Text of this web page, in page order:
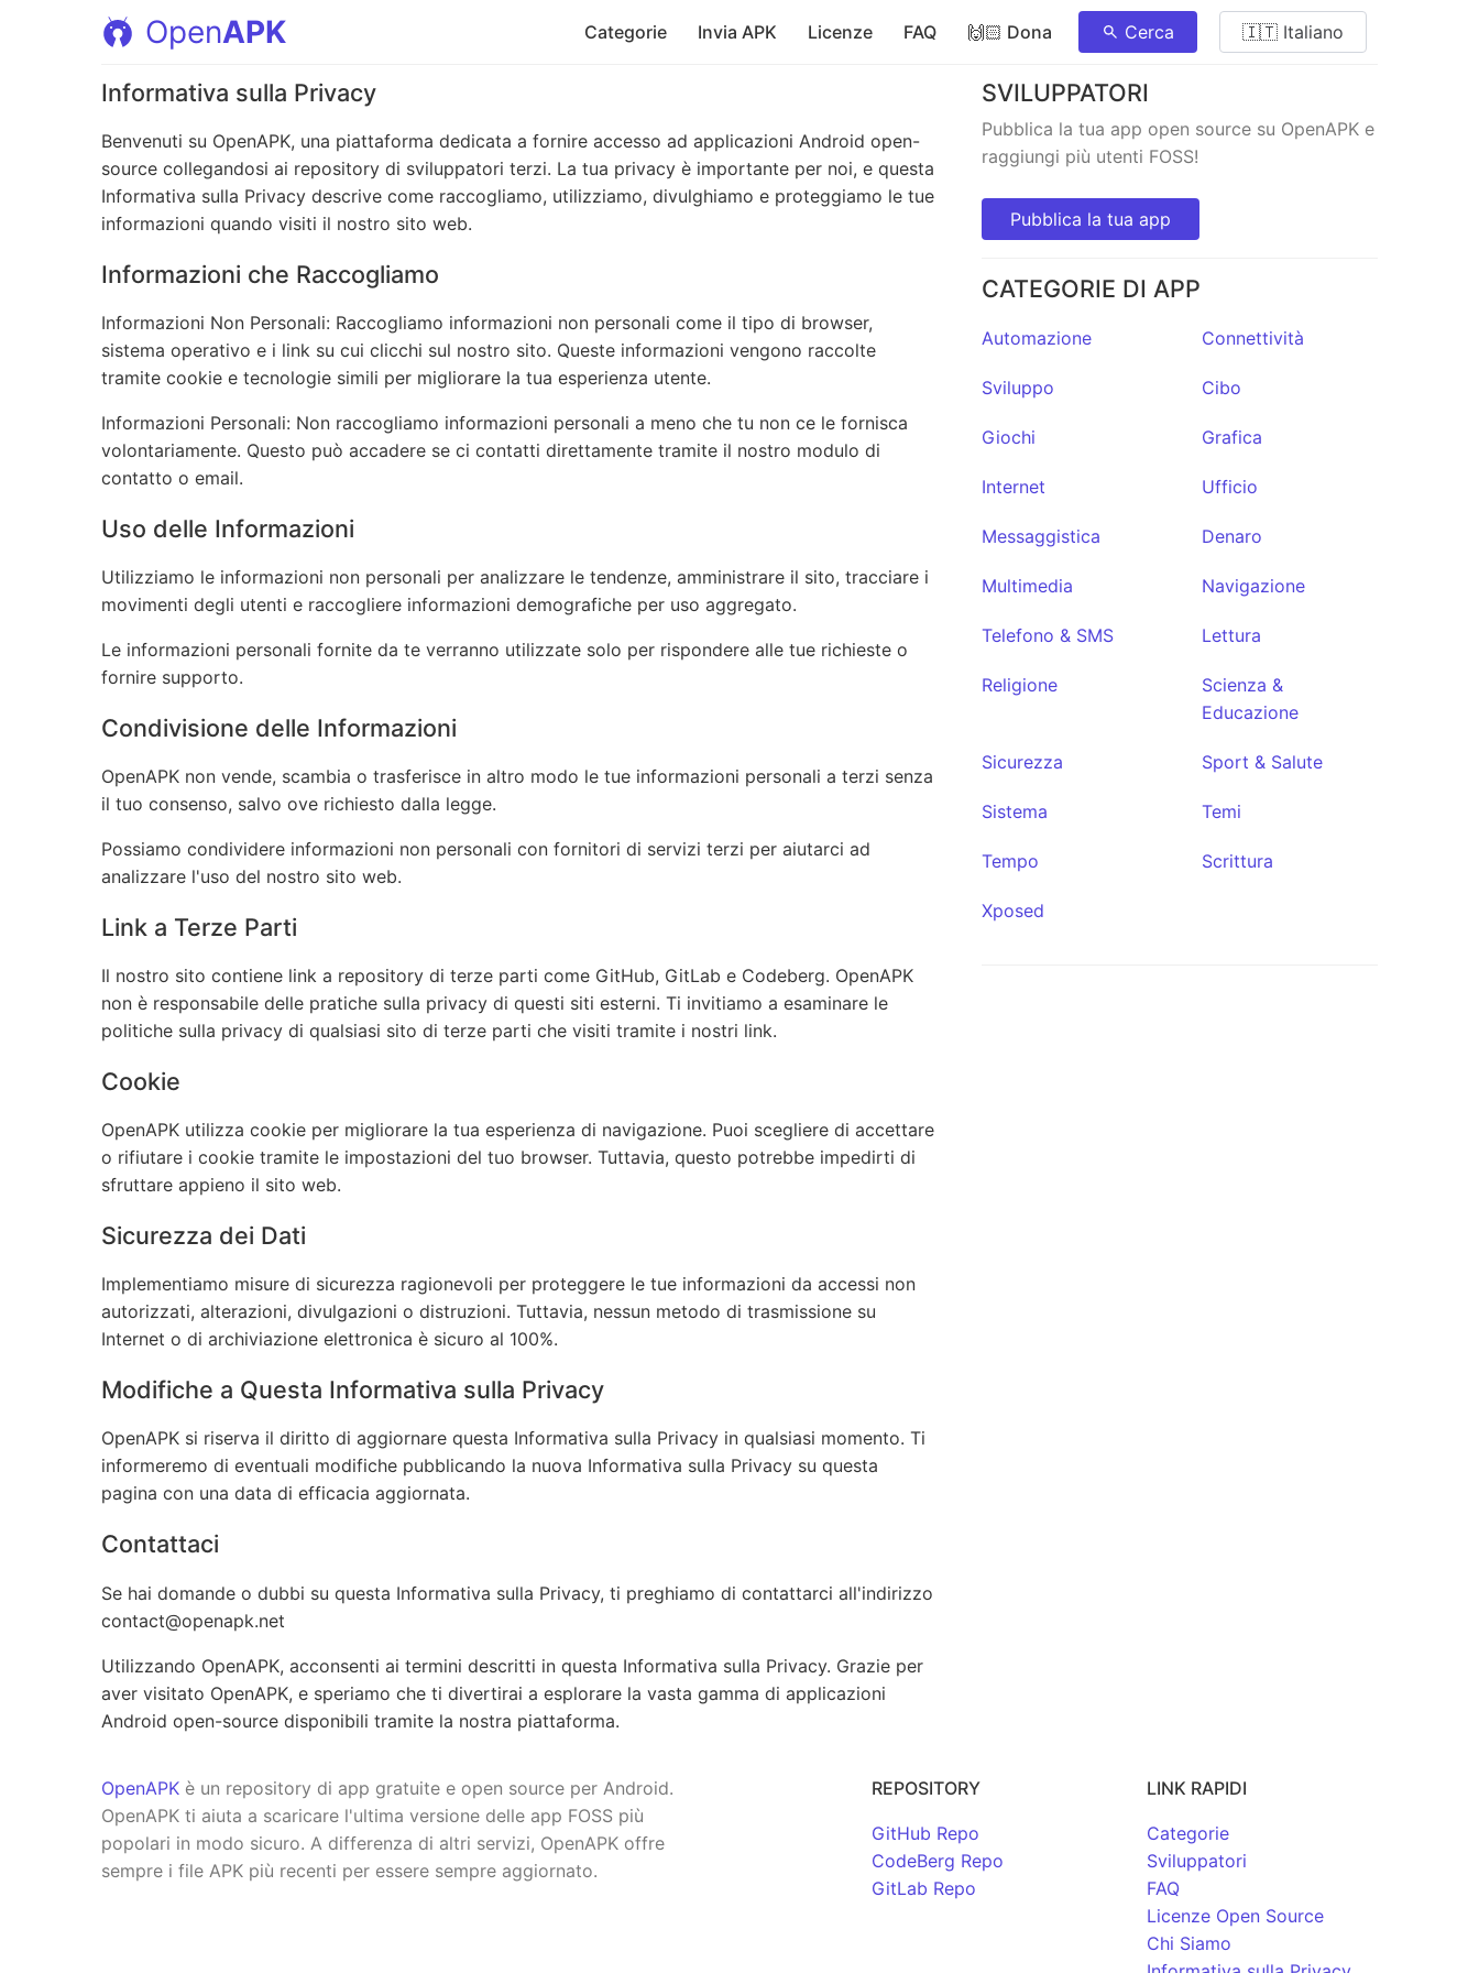
OpenAPK Categorie Invia APK Licenze FAQ 🙌🏻 Dona Cerca 🇮🇹 Italiano
Informativa sulla Privacy
Benvenuti su OpenAPK, una piattaforma dedicata a fornire accesso ad applicazioni Android open-
source collegandosi ai repository di sviluppatori terzi. La tua privacy è importante per noi, e questa
Informativa sulla Privacy descrive come raccogliamo, utilizziamo, divulghiamo e proteggiamo le tue
informazioni quando visiti il nostro sito web.
Informazioni che Raccogliamo
Informazioni Non Personali: Raccogliamo informazioni non personali come il tipo di browser,
sistema operativo e i link su cui clicchi sul nostro sito. Queste informazioni vengono raccolte
tramite cookie e tecnologie simili per migliorare la tua esperienza utente.
Informazioni Personali: Non raccogliamo informazioni personali a meno che tu non ce le fornisca
volontariamente. Questo può accadere se ci contatti direttamente tramite il nostro modulo di
contatto o email.
Uso delle Informazioni
Utilizziamo le informazioni non personali per analizzare le tendenze, amministrare il sito, tracciare i
movimenti degli utenti e raccogliere informazioni demografiche per uso aggregato.
Le informazioni personali fornite da te verranno utilizzate solo per rispondere alle tue richieste o
fornire supporto.
Condivisione delle Informazioni
OpenAPK non vende, scambia o trasferisce in altro modo le tue informazioni personali a terzi senza
il tuo consenso, salvo ove richiesto dalla legge.
Possiamo condividere informazioni non personali con fornitori di servizi terzi per aiutarci ad
analizzare l'uso del nostro sito web.
Link a Terze Parti
Il nostro sito contiene link a repository di terze parti come GitHub, GitLab e Codeberg. OpenAPK
non è responsabile delle pratiche sulla privacy di questi siti esterni. Ti invitiamo a esaminare le
politiche sulla privacy di qualsiasi sito di terze parti che visiti tramite i nostri link.
Cookie
OpenAPK utilizza cookie per migliorare la tua esperienza di navigazione. Puoi scegliere di accettare
o rifiutare i cookie tramite le impostazioni del tuo browser. Tuttavia, questo potrebbe impedirti di
sfruttare appieno il sito web.
Sicurezza dei Dati
Implementiamo misure di sicurezza ragionevoli per proteggere le tue informazioni da accessi non
autorizzati, alterazioni, divulgazioni o distruzioni. Tuttavia, nessun metodo di trasmissione su
Internet o di archiviazione elettronica è sicuro al 100%.
Modifiche a Questa Informativa sulla Privacy
OpenAPK si riserva il diritto di aggiornare questa Informativa sulla Privacy in qualsiasi momento. Ti
informeremo di eventuali modifiche pubblicando la nuova Informativa sulla Privacy su questa
pagina con una data di efficacia aggiornata.
Contattaci
Se hai domande o dubbi su questa Informativa sulla Privacy, ti preghiamo di contattarci all'indirizzo
contact@openapk.net
Utilizzando OpenAPK, acconsenti ai termini descritti in questa Informativa sulla Privacy. Grazie per
aver visitato OpenAPK, e speriamo che ti divertirai a esplorare la vasta gamma di applicazioni
Android open-source disponibili tramite la nostra piattaforma.
SVILUPPATORI
Pubblica la tua app open source su OpenAPK e
raggiungi più utenti FOSS!
Pubblica la tua app
CATEGORIE DI APP
Automazione Connettività
Sviluppo Cibo
Giochi Grafica
Internet Ufficio
Messaggistica Denaro
Multimedia Navigazione
Telefono & SMS Lettura
Religione
Scienza &
Educazione
Sicurezza Sport & Salute
Sistema Temi
Tempo Scrittura
Xposed
OpenAPK è un repository di app gratuite e open source per Android.
OpenAPK ti aiuta a scaricare l'ultima versione delle app FOSS più
popolari in modo sicuro. A differenza di altri servizi, OpenAPK offre
sempre i file APK più recenti per essere sempre aggiornato.
REPOSITORY
GitHub Repo
CodeBerg Repo
GitLab Repo
LINK RAPIDI
Categorie
Sviluppatori
FAQ
Licenze Open Source
Chi Siamo